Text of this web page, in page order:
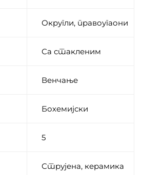
Округли, правоугаони
Са стакленим
Венчање
Бохемијски
5
Струјена, керамика